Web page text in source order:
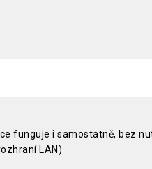
funguje i samostatně, bez
LAN)